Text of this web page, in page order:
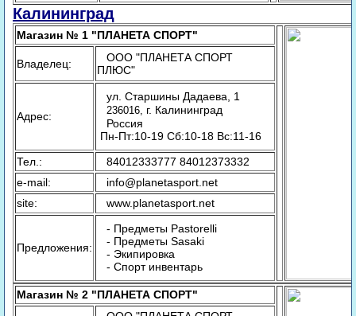
Калининград
Магазин № 1 "ПЛАНЕТА СПОРТ"
Владелец:
ООО "ПЛАНЕТА СПОРТ
ПЛЮС"
Адрес:
ул. Старшины Дадаева, 1
236016, г. Калининград
Россия
Пн-Пт:10-19 Сб:10-18 Вс:11-16
Тел.:
84012333777 84012373332
e-mail:
info@planetasport.net
site:
www.planetasport.net
Предложения:
- Предметы Pastorelli
- Предметы Sasaki
- Экипировка
- Спорт инвентарь
Магазин № 2 "ПЛАНЕТА СПОРТ"